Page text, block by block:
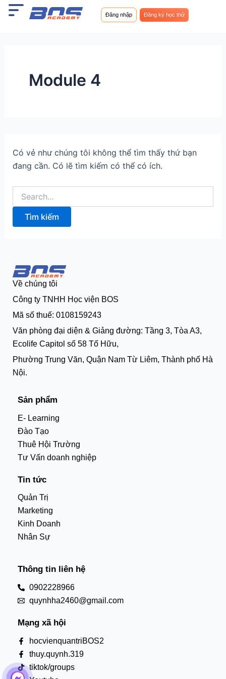
Nhảy
tới
Đăng nhập Đăng ký học thử
Module 4
Có vẻ như chúng tôi không thể tìm thấy thứ bạn
đang cần. Có lẽ tìm kiếm có thể có ích.
Tìm
kiếm:
Về chúng tôi
Công ty TNHH Học viện BOS
Mã số thuế: 0108159243
Văn phòng đại diện & Giảng đường: Tầng 3, Tòa A3,
Ecolife Capitol số 58 Tố Hữu,
Phường Trung Văn, Quận Nam Từ Liêm, Thành phố Hà
Nội.
Sản phẩm
E- Learning
Đào Tạo
Thuê Hội Trường
Tư Vấn doanh nghiệp
Tin tức
Quản Trị
Marketing
Kinh Doanh
Nhân Sự
Thông tin liên hệ
0902228966
quynhha2460@gmail.com
Mạng xã hội
hocvienquantriBOS2
thuy.quynh.319
tiktok/groups